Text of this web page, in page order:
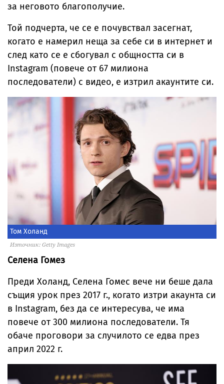
за неговото благополучие.
Той подчерта, че се е почувствал засегнат,
когато е намерил неща за себе си в интернет и
след като се е сбогувал с общността си в
Instagram (повече от 67 милиона
последователи) с видео, е изтрил акаунтите си.
Том Холанд
Източник: Getty Images
Селена Гомез
Преди Холанд, Селена Гомес вече ни беше дала
същия урок през 2017 г., когато изтри акаунта си
в Instagram, без да се интересува, че има
повече от 300 милиона последователи. Тя
обаче проговори за случилото се едва през
април 2022 г.